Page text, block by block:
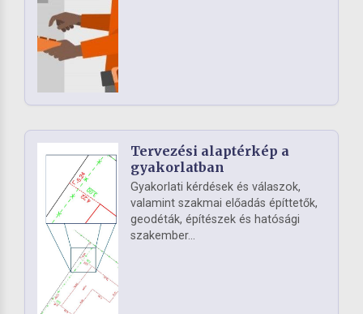
Tervezési alaptérkép a
gyakorlatban
Gyakorlati kérdések és válaszok,
valamint szakmai előadás építtetők,
geodéták, építészek és hatósági
szakember...